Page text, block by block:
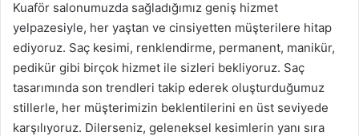
Kuaför salonumuzda sağladığımız geniş hizmet
yelpazesiyle, her yaştan ve cinsiyetten müşterilere hitap
ediyoruz. Saç kesimi, renklendirme, permanent, manikür,
pedikür gibi birçok hizmet ile sizleri bekliyoruz. Saç
tasarımında son trendleri takip ederek oluşturduğumuz
stillerle, her müşterimizin beklentilerini en üst seviyede
karşılıyoruz. Dilerseniz, geleneksel kesimlerin yanı sıra